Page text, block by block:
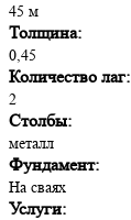
45 м
Толщина:
0,45
Количество лаг:
2
Столбы:
металл
Фундамент:
На сваях
Услуги: